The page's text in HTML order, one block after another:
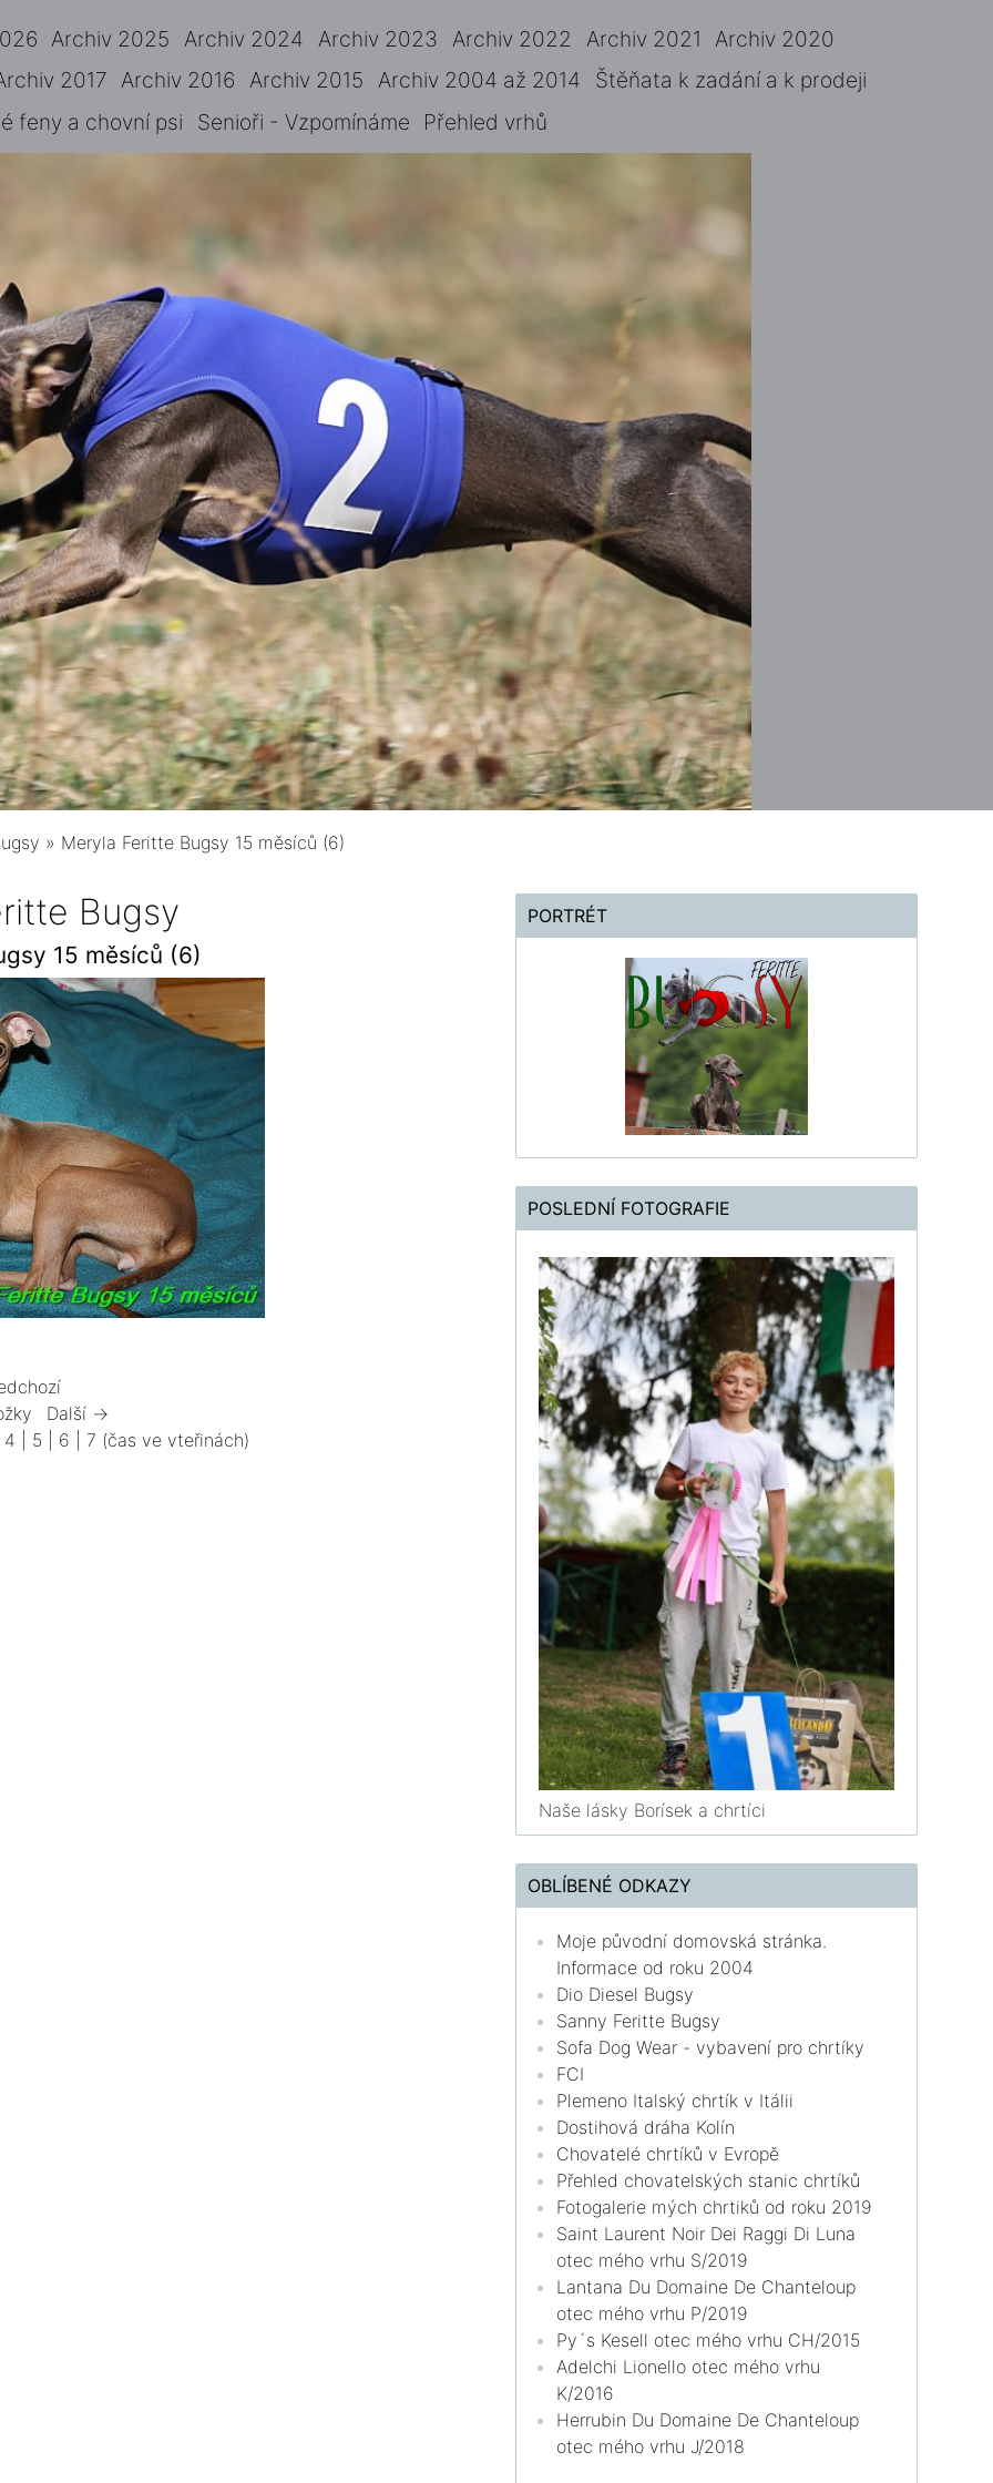
Archiv 2025 Archiv 2024 Archiv 2023 Archiv 2022 Archiv 2021
Archiv 2020
2017 Archiv 2016 Archiv 2015 Archiv 2004 až 2014
Štěňata k zadání a k prodeji
feny a chovní psi
Senioři - Vzpomínáme Přehled vrhů
» Meryla Feritte Bugsy 15 měsíců (6)
Bugsy
15 měsíců (6)
Další →
4 5 6 7 (čas ve vteřinách)
PORTRÉT
POSLEDNÍ FOTOGRAFIE
Naše lásky Borísek a chrtíci
OBLÍBENÉ ODKAZY
Moje původní domovská stránka.
Informace od roku 2004
Dio Diesel Bugsy
Sanny Feritte Bugsy
Sofa Dog Wear - vybavení pro chrtíky
FCI
Plemeno Italský chrtík v Itálii
Dostihová dráha Kolín
Chovatelé chrtíků v Evropě
Přehled chovatelských stanic chrtíků
Fotogalerie mých chrtiků od roku 2019
Saint Laurent Noir Dei Raggi Di Luna
otec mého vrhu S/2019
Lantana Du Domaine De Chanteloup
otec mého vrhu P/2019
Py´s Kesell otec mého vrhu CH/2015
Adelchi Lionello otec mého vrhu
K/2016
Herrubin Du Domaine De Chanteloup
otec mého vrhu J/2018